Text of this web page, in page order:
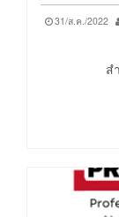
31/ส.ค./2022
ส